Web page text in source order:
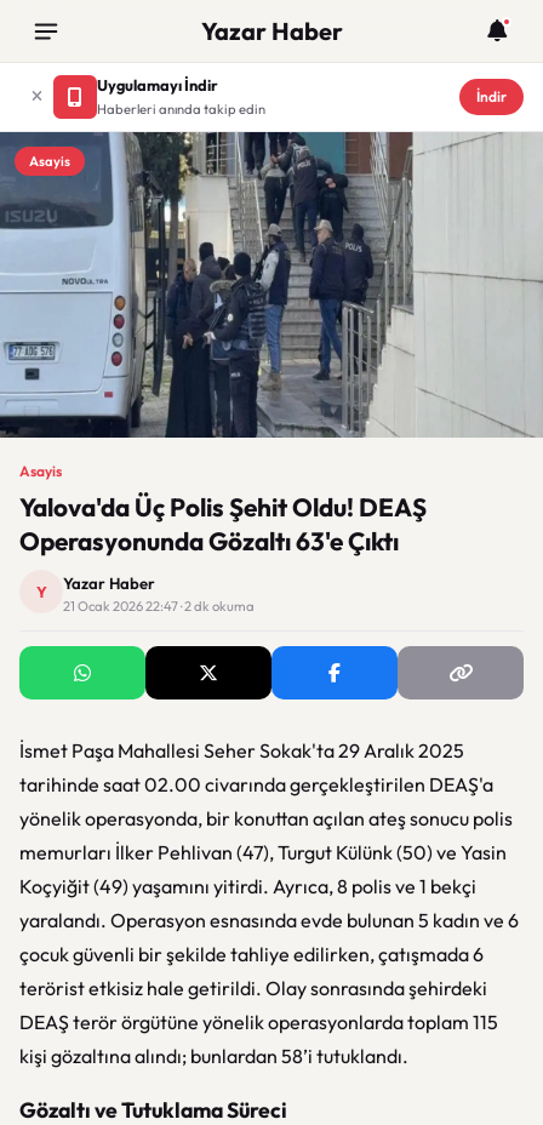
Yazar Haber
Uygulamayı İndir
Haberleri anında takip edin
İndir
Asayis
Asayis
Yalova'da Üç Polis Şehit Oldu! DEAŞ
Operasyonunda Gözaltı 63'e Çıktı
Y Yazar Haber
21 Ocak 2026 22:47 · 2 dk okuma
İsmet Paşa Mahallesi Seher Sokak'ta 29 Aralık 2025
tarihinde saat 02.00 civarında gerçekleştirilen DEAŞ'a
yönelik operasyonda, bir konuttan açılan ateş sonucu polis
memurları İlker Pehlivan (47), Turgut Külünk (50) ve Yasin
Koçyiğit (49) yaşamını yitirdi. Ayrıca, 8 polis ve 1 bekçi
yaralandı. Operasyon esnasında evde bulunan 5 kadın ve 6
çocuk güvenli bir şekilde tahliye edilirken, çatışmada 6
terörist etkisiz hale getirildi. Olay sonrasında şehirdeki
DEAŞ terör örgütüne yönelik operasyonlarda toplam 115
kişi gözaltına alındı; bunlardan 58’i tutuklandı.
Gözaltı ve Tutuklama Süreci